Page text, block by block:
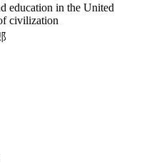
education in the United
civilization